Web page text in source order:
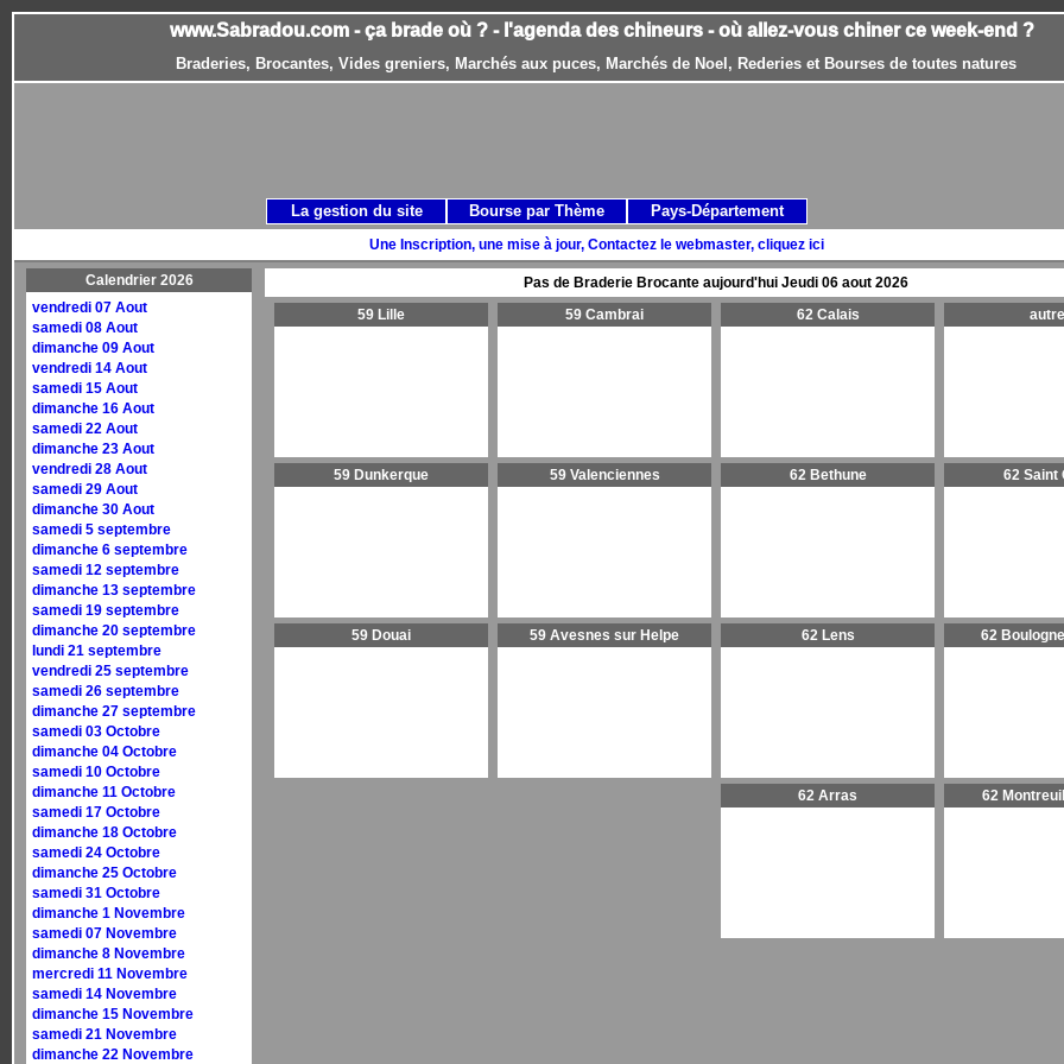
www.Sabradou.com - ça brade où ? - l'agenda des chineurs - où allez-vous chiner ce week-end ?
Braderies, Brocantes, Vides greniers, Marchés aux puces, Marchés de Noel, Rederies et Bourses de toutes natures
Une Inscription, une mise à jour, Contactez le webmaster, cliquez ici
Calendrier 2026
vendredi 07 Aout
samedi 08 Aout
dimanche 09 Aout
vendredi 14 Aout
samedi 15 Aout
dimanche 16 Aout
samedi 22 Aout
dimanche 23 Aout
vendredi 28 Aout
samedi 29 Aout
dimanche 30 Aout
samedi 5 septembre
dimanche 6 septembre
samedi 12 septembre
dimanche 13 septembre
samedi 19 septembre
dimanche 20 septembre
lundi 21 septembre
vendredi 25 septembre
samedi 26 septembre
dimanche 27 septembre
samedi 03 Octobre
dimanche 04 Octobre
samedi 10 Octobre
dimanche 11 Octobre
samedi 17 Octobre
dimanche 18 Octobre
samedi 24 Octobre
dimanche 25 Octobre
samedi 31 Octobre
dimanche 1 Novembre
samedi 07 Novembre
dimanche 8 Novembre
mercredi 11 Novembre
samedi 14 Novembre
dimanche 15 Novembre
samedi 21 Novembre
dimanche 22 Novembre
Pas de Braderie Brocante aujourd'hui Jeudi 06 aout 2026
59 Lille
59 Dunkerque
59 Douai
59 Cambrai
59 Valenciennes
59 Avesnes sur Helpe
62 Calais
62 Bethune
62 Lens
62 Arras
62 Saint
62
62
La gestion du site Bourse par Thème Pays-Département